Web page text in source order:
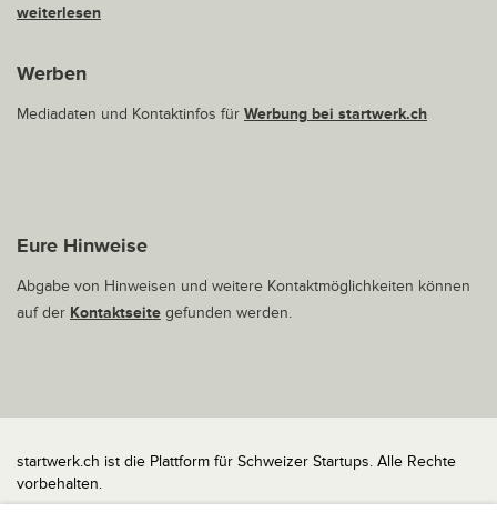
weiterlesen
Werben
Mediadaten und Kontaktinfos für Werbung bei startwerk.ch
Eure Hinweise
Abgabe von Hinweisen und weitere Kontaktmöglichkeiten können
auf der Kontaktseite gefunden werden.
startwerk.ch ist die Plattform für Schweizer Startups. Alle Rechte
vorbehalten.